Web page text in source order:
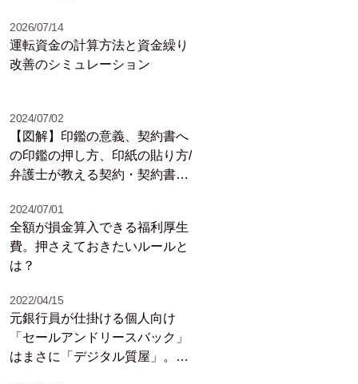
2026/07/14
運転資金の計算方法と資金繰り
改善のシミュレーション
2024/07/02
【図解】印鑑の意義、契約書へ
の印鑑の押し方、印紙の貼り方/
弁護士が教える契約・契約書の
2024/07/01
全額が損金算入できる福利厚生
費。押さえておきたいルールと
は？
2022/04/15
元銀行員が仕掛ける個人向け
「セールアンドリースバック」
はまさに「デジタル質屋」。そ